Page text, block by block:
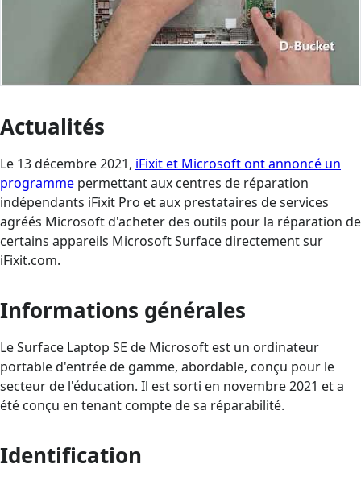
Actualités
Le 13 décembre 2021, iFixit et Microsoft ont annoncé un
programme permettant aux centres de réparation
indépendants iFixit Pro et aux prestataires de services
agréés Microsoft d'acheter des outils pour la réparation de
certains appareils Microsoft Surface directement sur
iFixit.com.
Informations générales
Le Surface Laptop SE de Microsoft est un ordinateur
portable d'entrée de gamme, abordable, conçu pour le
secteur de l'éducation. Il est sorti en novembre 2021 et a
été conçu en tenant compte de sa réparabilité.
Identification